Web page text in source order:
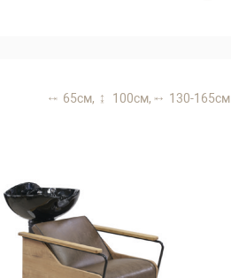
65 см, 100 см, 130-165 см